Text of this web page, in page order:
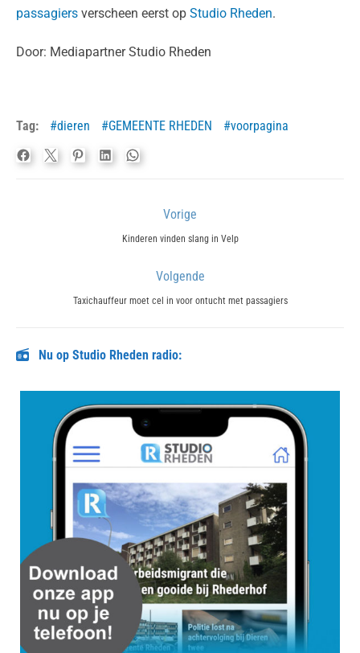
passagiers verscheen eerst op Studio Rheden.
Door: Mediapartner Studio Rheden
Tag: dieren GEMEENTE RHEDEN voorpagina
Vorige
Previous
Kinderen vinden slang in Velp
Volgende
Next
Taxichauffeur moet cel in voor ontucht met passagiers
Nu op Studio Rheden radio: